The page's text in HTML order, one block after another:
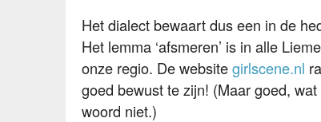
Het dialect bewaart dus een in de
Het lemma ‘afsmeren’ is in alle
onze regio. De websitegirlscene.nl
goed bewust te zijn! (Maar goed, wat
woord niet.)